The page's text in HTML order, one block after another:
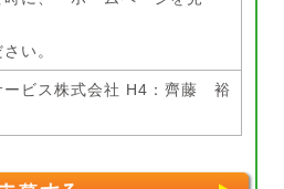
い。
ービス株式会社 H4：齊藤 裕